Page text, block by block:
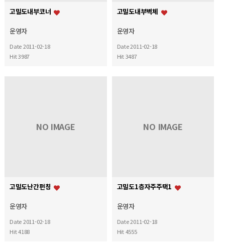
고밀도내부코너
운영자
Date 2011-02-18
Hit 3987
고밀도내부벽체
운영자
Date 2011-02-18
Hit 3487
NO IMAGE
고밀도난간펀칭
운영자
Date 2011-02-18
Hit 4188
NO IMAGE
고밀도1층자주주택1
운영자
Date 2011-02-18
Hit 4555